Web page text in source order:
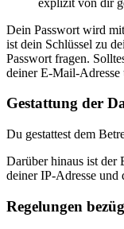
Dein Passwort wird
ist dein Schlüssel zu
Passwort fragen.
deiner E-Mail-Adresse
Gestattung der
Du gestattest dem
Darüber hinaus ist der
deiner IP-Adresse
Regelungen